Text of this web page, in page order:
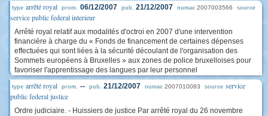
type arrêté royal prom. 06/12/2007 pub. 21/12/2007 numac 2007003566 source
service public federal interieur
Arrêté royal relatif aux modalités d'octroi en 2007 d'une intervention
financière à charge du « Fonds de financement de certaines dépenses
effectuées qui sont liées à la sécurité découlant de l'organisation des
Sommets européens à Bruxelles » aux zones de police bruxelloises pour
favoriser l'apprentissage des langues par leur personnel
type arrêté royal prom. -- pub. 21/12/2007 numac 2007010083 source service
public federal justice
Ordre judiciaire. - Huissiers de justice Par arrêté royal du 26 novembre